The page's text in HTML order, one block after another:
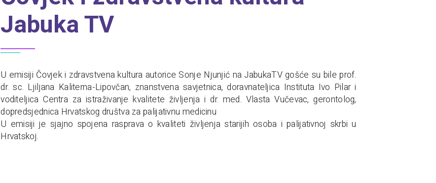
Jabuka TV
U emisiji Čovjek i zdravstvena kultura autorice Sonje Njunjić na JabukaTV gošće su bile prof.
dr. sc. Ljiljana Kaliterna-Lipovčan, znanstvena savjetnica, doravnateljica Instituta Ivo Pilar i
voditeljica Centra za istraživanje kvalitete življenja i dr. med. Vlasta Vučevac, gerontolog,
dopredsjednica Hrvatskog društva za palijativnu medicinu
U emisiji je sjajno spojena rasprava o kvaliteti življenja starijih osoba i palijativnoj skrbi u
Hrvatskoj.